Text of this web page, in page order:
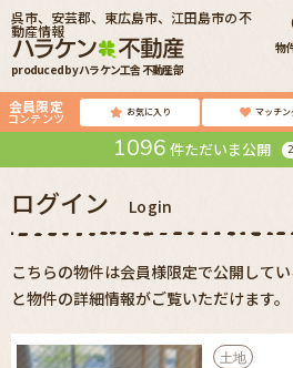
produced by ハラケン工舎 不動産部
呉市、安芸郡、東広島市、江田島市の不
動産情報
物
会員限定
コンテンツ お気に入り マッチン
1096 件ただいま公開
ログイン Login
こちらの物件は会員様限定で公開して
と物件の詳細情報がご覧いただけます。
土地